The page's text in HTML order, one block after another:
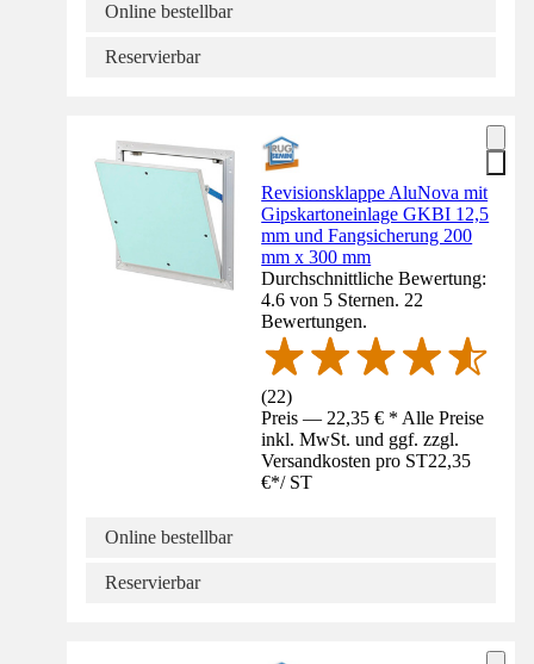
Online bestellbar
Reservierbar
Revisionsklappe AluNova mit
Gipskartoneinlage GKBI 12,5
mm und Fangsicherung 200
mm x 300 mm
Durchschnittliche Bewertung:
4.6 von 5 Sternen. 22
Bewertungen.
(22)
Preis — 22,35 € * Alle Preise
inkl. MwSt. und ggf. zzgl.
Versandkosten pro ST22,35
€*/ ST
Online bestellbar
Reservierbar